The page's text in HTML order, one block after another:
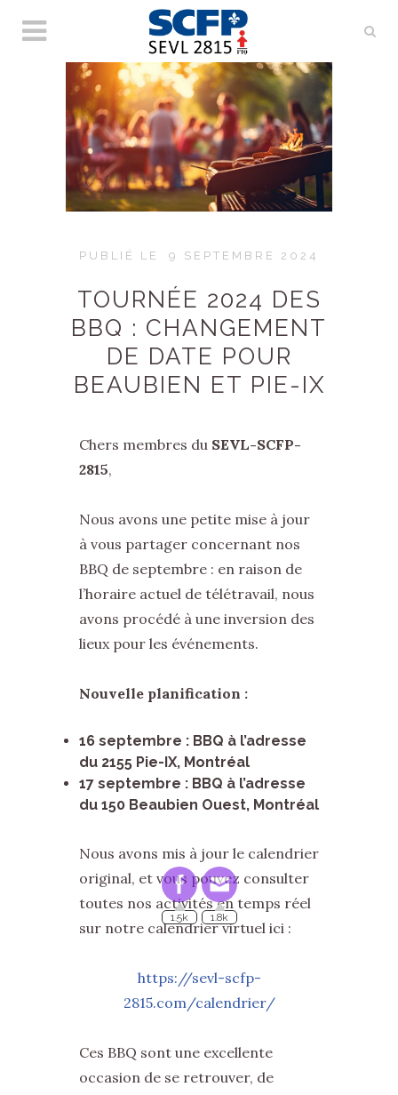
PUBLIÉ LE 9 SEPTEMBRE 2024
TOURNÉE 2024 DES
BBQ : CHANGEMENT
DE DATE POUR
BEAUBIEN ET PIE-IX
Chers membres du SEVL-SCFP-
2815,
Nous avons une petite mise à jour
à vous partager concernant nos
BBQ de septembre : en raison de
l’horaire actuel de télétravail, nous
avons procédé à une inversion des
lieux pour les événements.
Nouvelle planification :
16 septembre : BBQ à l’adresse
du 2155 Pie-IX, Montréal
17 septembre : BBQ à l’adresse
du 150 Beaubien Ouest, Montréal
Nous avons mis à jour le calendrier
original, et vous pouvez consulter
toutes nos activités en temps réel
sur notre calendrier virtuel ici :
https://sevl-scfp-
2815.com/calendrier/
Ces BBQ sont une excellente
occasion de se retrouver, de
1.5k 1.8k